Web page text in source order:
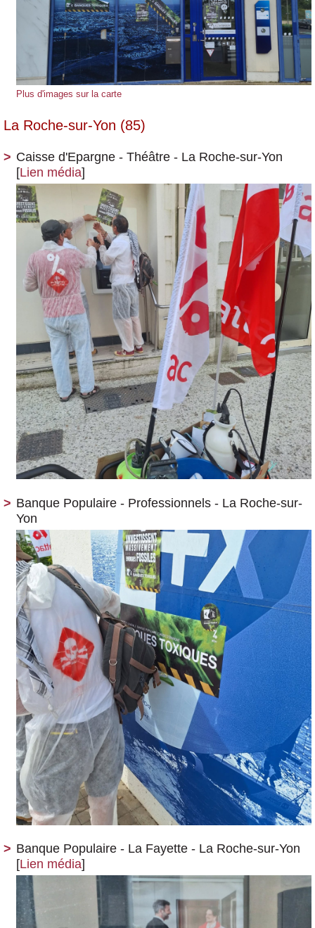
Plus d'images sur la carte
La Roche-sur-Yon (85)
Caisse d'Epargne - Théâtre - La Roche-sur-Yon
[Lien média]
Banque Populaire - Professionnels - La Roche-sur-
Yon
Banque Populaire - La Fayette - La Roche-sur-Yon
[Lien média]